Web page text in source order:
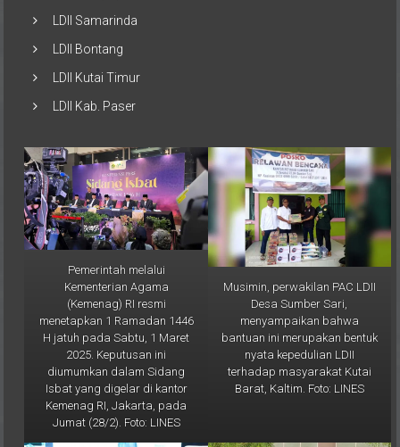
LDII Samarinda
LDII Bontang
LDII Kutai Timur
LDII Kab. Paser
Pemerintah melalui
Kementerian Agama
(Kemenag) RI resmi
menetapkan 1 Ramadan 1446
H jatuh pada Sabtu, 1 Maret
2025. Keputusan ini
diumumkan dalam Sidang
Isbat yang digelar di kantor
Kemenag RI, Jakarta, pada
Jumat (28/2). Foto: LINES
Musimin, perwakilan PAC LDII
Desa Sumber Sari,
menyampaikan bahwa
bantuan ini merupakan bentuk
nyata kepedulian LDII
terhadap masyarakat Kutai
Barat, Kaltim. Foto: LINES